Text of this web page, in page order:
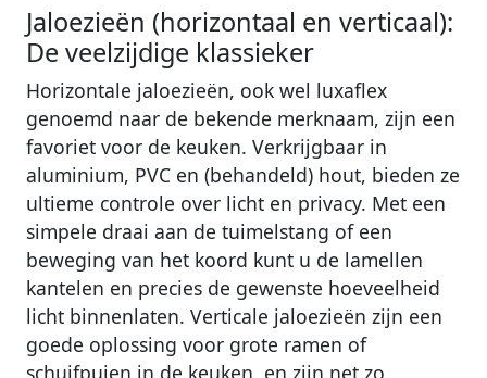
Jaloezieën (horizontaal en verticaal):
De veelzijdige klassieker
Horizontale jaloezieën, ook wel luxaflex
genoemd naar de bekende merknaam, zijn een
favoriet voor de keuken. Verkrijgbaar in
aluminium, PVC en (behandeld) hout, bieden ze
ultieme controle over licht en privacy. Met een
simpele draai aan de tuimelstang of een
beweging van het koord kunt u de lamellen
kantelen en precies de gewenste hoeveelheid
licht binnenlaten. Verticale jaloezieën zijn een
goede oplossing voor grote ramen of
schuifpuien in de keuken, en zijn net zo